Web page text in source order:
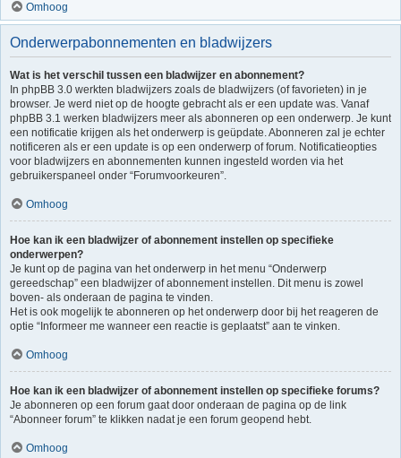
Omhoog
Onderwerpabonnementen en bladwijzers
Wat is het verschil tussen een bladwijzer en abonnement?
In phpBB 3.0 werkten bladwijzers zoals de bladwijzers (of favorieten) in je
browser. Je werd niet op de hoogte gebracht als er een update was. Vanaf
phpBB 3.1 werken bladwijzers meer als abonneren op een onderwerp. Je kunt
een notificatie krijgen als het onderwerp is geüpdate. Abonneren zal je echter
notificeren als er een update is op een onderwerp of forum. Notificatieopties
voor bladwijzers en abonnementen kunnen ingesteld worden via het
gebruikerspaneel onder “Forumvoorkeuren”.
Omhoog
Hoe kan ik een bladwijzer of abonnement instellen op specifieke
onderwerpen?
Je kunt op de pagina van het onderwerp in het menu “Onderwerp
gereedschap” een bladwijzer of abonnement instellen. Dit menu is zowel
boven- als onderaan de pagina te vinden.
Het is ook mogelijk te abonneren op het onderwerp door bij het reageren de
optie “Informeer me wanneer een reactie is geplaatst” aan te vinken.
Omhoog
Hoe kan ik een bladwijzer of abonnement instellen op specifieke forums?
Je abonneren op een forum gaat door onderaan de pagina op de link
“Abonneer forum” te klikken nadat je een forum geopend hebt.
Omhoog